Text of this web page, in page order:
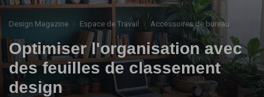
Design Magazine Espace de Travail Accessoires de bureau
Optimiser l'organisation avec
des feuilles de classement
design